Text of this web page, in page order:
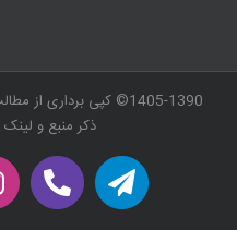
1405-1390© کپی
ذکر منبع و
Telegram